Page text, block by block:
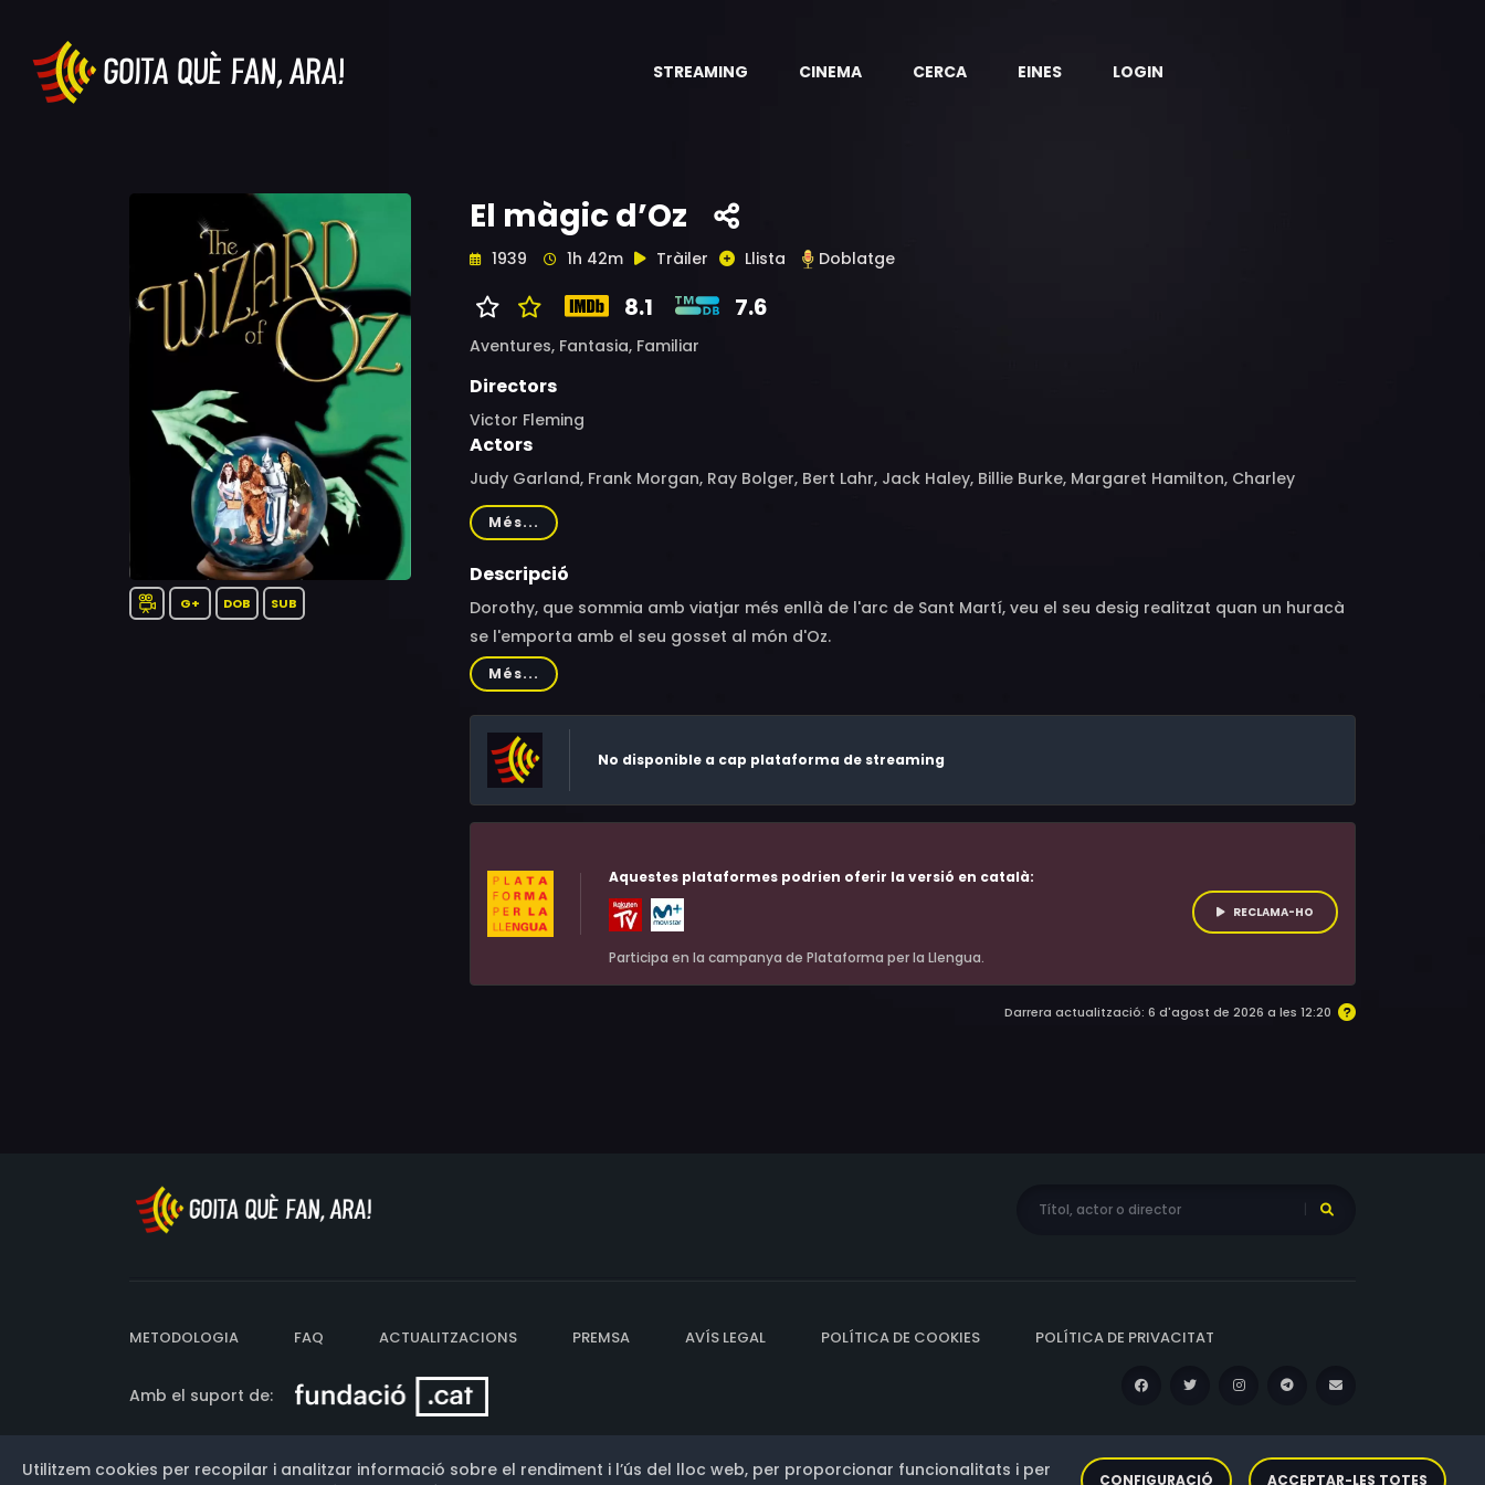
STREAMING CINEMA CERCA EINES LOGIN
G+ DOB SUB
El màgic d’Oz
1939 1h 42m Tràiler Llista Doblatge
8.1 7.6
Aventures, Fantasia, Familiar
Directors
Victor Fleming
Actors
Judy Garland, Frank Morgan, Ray Bolger, Bert Lahr, Jack Haley, Billie Burke, Margaret Hamilton, Charley
Grapewin, Pat Walshe, Clara Blandick, Terry, Adriana Caselotti, Harry Earles, Jerry Maren, Buddy Ebsen, Parnell
St. Aubin, Billy Bletcher, Pinto Colvig, Charles Becker, Mitchell Lewis, Buster Brodie, Ethelreda Leopold, Billy
Curtis, Eleanor Keaton, Angelo Rossitto, Meinhardt Raabe
Més...
Descripció
Dorothy, que sommia amb viatjar més enllà de l'arc de Sant Martí, veu el seu desig realitzat quan un huracà
se l'emporta amb el seu gosset al món d'Oz.
Més...
No disponible a cap plataforma de streaming
Aquestes plataformes podrien oferir la versió en català:
Participa en la campanya de Plataforma per la Llengua.
RECLAMA-HO
Darrera actualització: 6 d'agost de 2026 a les 12:20
METODOLOGIA FAQ ACTUALITZACIONS PREMSA AVÍS LEGAL POLÍTICA DE COOKIES POLÍTICA DE PRIVACITAT
Amb el suport de:
Utilitzem cookies per recopilar i analitzar informació sobre el rendiment i l’ús del lloc web, per proporcionar funcionalitats i per
CONFIGURACIÓ ACCEPTAR-LES TOTES